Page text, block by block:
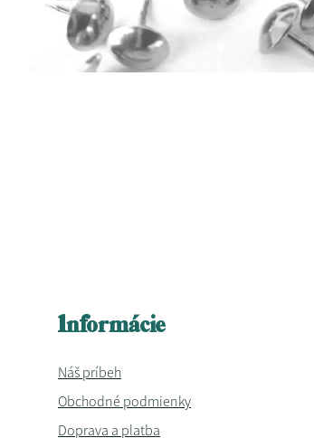
Informácie
Náš príbeh
Obchodné podmienky
Doprava a platba